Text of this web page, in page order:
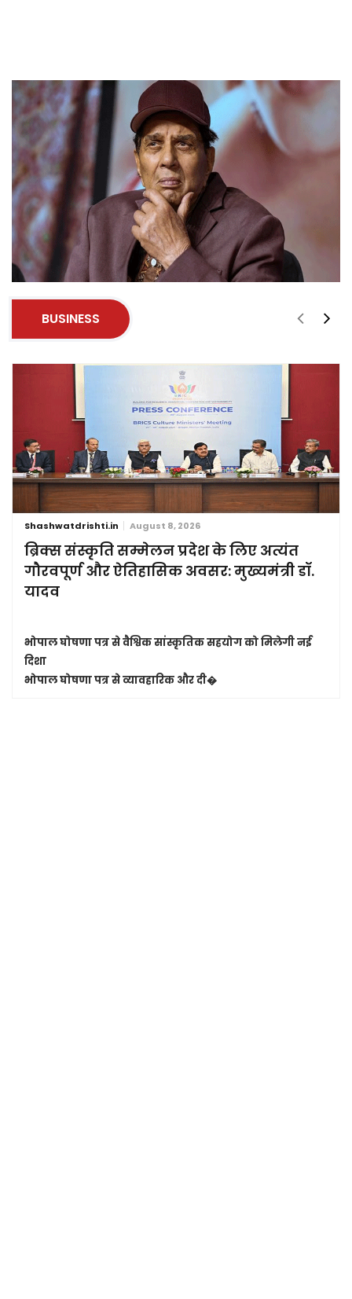
BUSINESS
Shashwatdrishti.in August 8, 2026
ब्रिक्स संस्कृति सम्मेलन प्रदेश के लिए अत्यंत
गौरवपूर्ण और ऐतिहासिक अवसर: मुख्यमंत्री डॉ.
यादव
भोपाल घोषणा पत्र से वैश्विक सांस्कृतिक सहयोग को मिलेगी नई
दिशा
भोपाल घोषणा पत्र से व्यावहारिक और दी�